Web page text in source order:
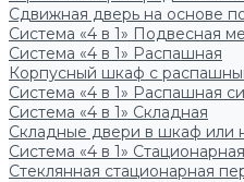
Сдвижная дверь на основе
Система «4 в 1» Подвесная
Система «4 в 1» Распашная
Корпусный шкаф с
Система «4 в 1» Распашная
Система «4 в 1» Складная
Складные двери в шкаф или
Система «4 в 1» Стационарная
Стеклянная стационарная